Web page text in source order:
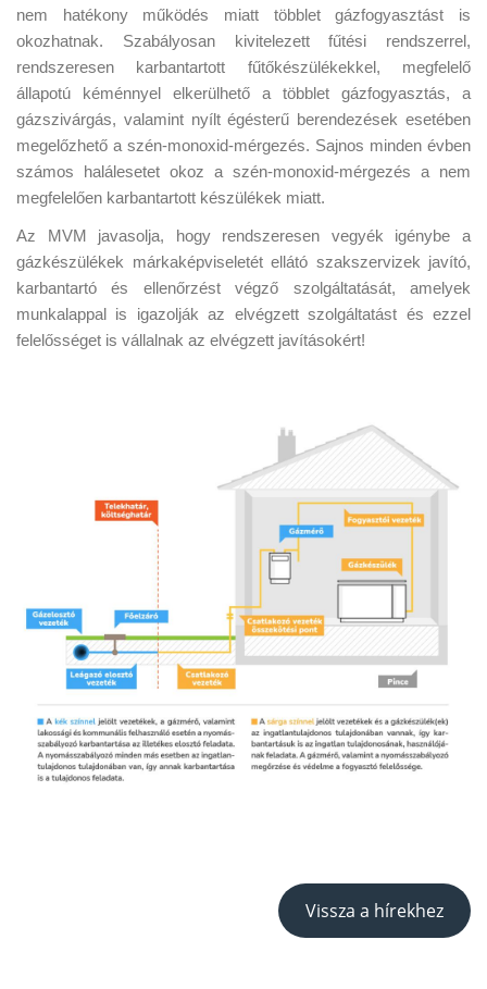
nem hatékony működés miatt többlet gázfogyasztást is
okozhatnak. Szabályosan kivitelezett fűtési rendszerrel,
rendszeresen karbantartott fűtőkészülékekkel, megfelelő
állapotú kéménnyel elkerülhető a többlet gázfogyasztás, a
gázszivárgás, valamint nyílt égésterű berendezések esetében
megelőzhető a szén-monoxid-mérgezés. Sajnos minden évben
számos halálesetet okoz a szén-monoxid-mérgezés a nem
megfelelően karbantartott készülékek miatt.
Az MVM javasolja, hogy rendszeresen vegyék igénybe a
gázkészülékek márkaképviseletét ellátó szakszervizek javító,
karbantartó és ellenőrzést végző szolgáltatását, amelyek
munkalappal is igazolják az elvégzett szolgáltatást és ezzel
felelősséget is vállalnak az elvégzett javításokért!
Vissza a hírekhez